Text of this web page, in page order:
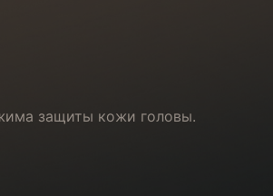
защиты кожи головы.